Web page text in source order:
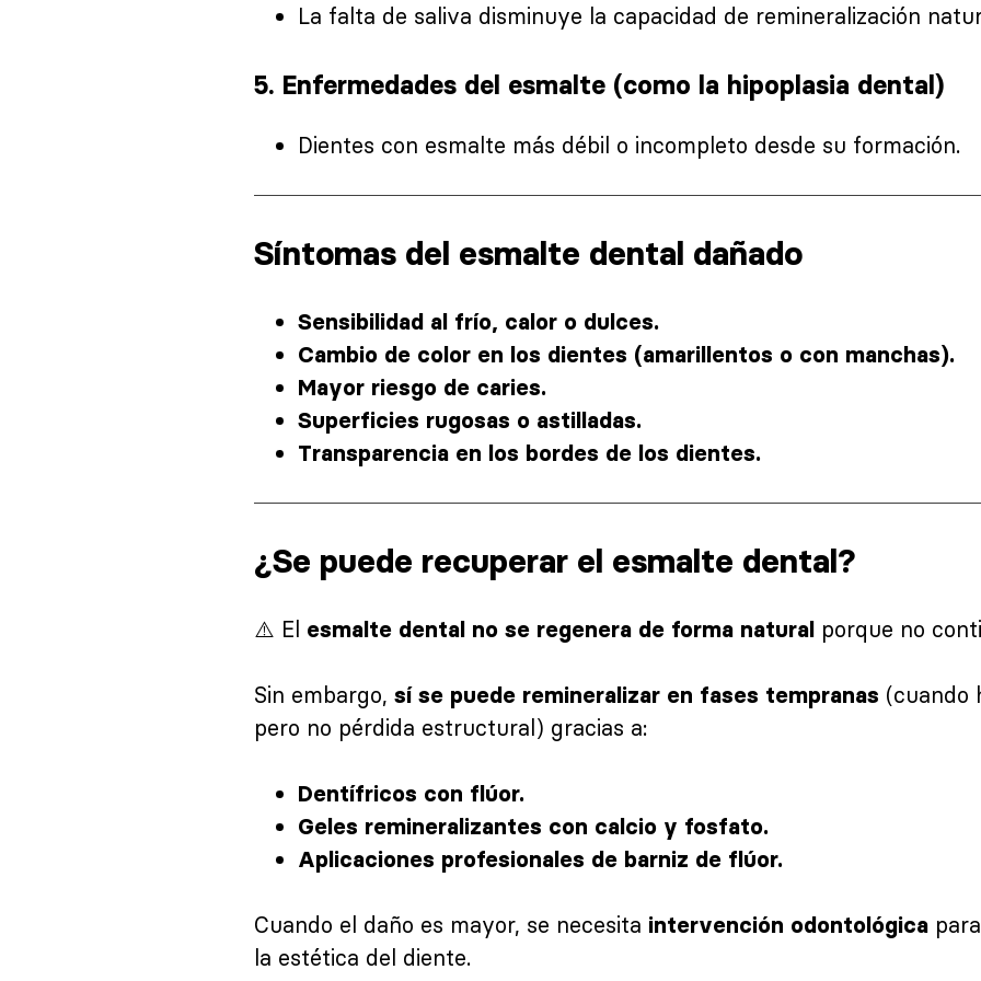
La falta de saliva disminuye la capacidad de remineralización
5. Enfermedades del esmalte (como la hipoplasia dental)
Dientes con esmalte más débil o incompleto desde su formación.
Síntomas del esmalte dental dañado
Sensibilidad al frío, calor o dulces.
Cambio de color en los dientes (amarillentos o con manchas).
Mayor riesgo de caries.
Superficies rugosas o astilladas.
Transparencia en los bordes de los dientes.
¿Se puede recuperar el esmalte dental?
⚠️ El esmalte dental no se regenera de forma natural porque no
Sin embargo, sí se puede remineralizar en fases tempranas (cuando
pero no pérdida estructural) gracias a:
Dentífricos con flúor.
Geles remineralizantes con calcio y fosfato.
Aplicaciones profesionales de barniz de flúor.
Cuando el daño es mayor, se necesita intervención odontológica
la estética del diente.